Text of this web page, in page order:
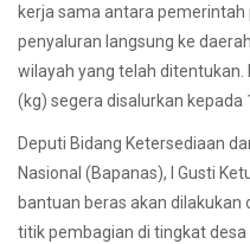
kerja sama antara
penyaluran langsung ke
wilayah yang telah
(kg) segera disalurkan kepada
Deputi Bidang Ketersediaan
Nasional (Bapanas), I Gusti
bantuan beras akan dilakukan
titik pembagian di tingkat desa